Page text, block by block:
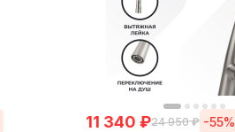
11 340 ₽24 950 ₽ -55%